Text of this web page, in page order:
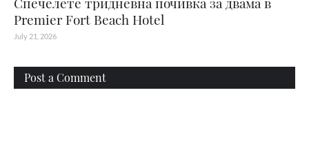
Premier Fort Beach Hotel
July 21, 2026
Post a Comment